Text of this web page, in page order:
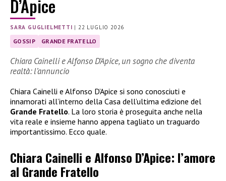
D’Apice
SARA GUGLIELMETTI | 22 LUGLIO 2026
GOSSIP GRANDE FRATELLO
Chiara Cainelli e Alfonso D’Apice, un sogno che diventa
realtà: l’annuncio
Chiara Cainelli e Alfonso D’Apice si sono conosciuti e
innamorati all’interno della Casa dell’ultima edizione del
Grande Fratello. La loro storia è proseguita anche nella
vita reale e insieme hanno appena tagliato un traguardo
importantissimo. Ecco quale.
Chiara Cainelli e Alfonso D’Apice: l’amore
al Grande Fratello